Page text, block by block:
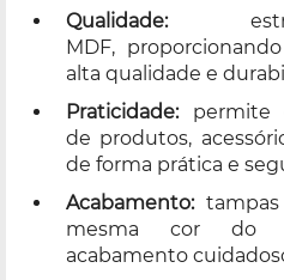
Qualidade:
MDF,
alta qualidade e
Praticidade:permite
de produtos,
de forma prática e
Acabamento:tampas
mesma cor do
acabamento